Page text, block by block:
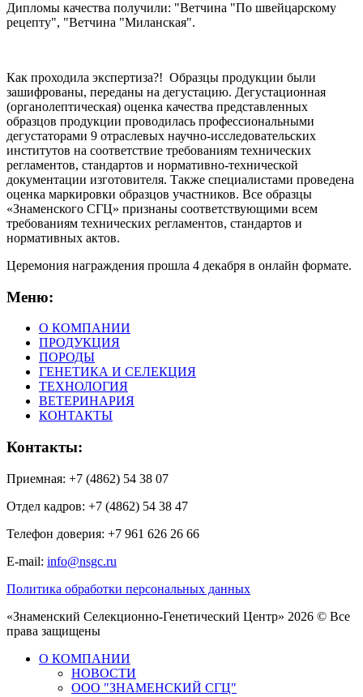
Дипломы качества получили: "Ветчина "По швейцарскому
рецепту", "Ветчина "Миланская".
Как проходила экспертиза?! Образцы продукции были
зашифрованы, переданы на дегустацию. Дегустационная
(органолептическая) оценка качества представленных
образцов продукции проводилась профессиональными
дегустаторами 9 отраслевых научно-исследовательских
институтов на соответствие требованиям технических
регламентов, стандартов и нормативно-технической
документации изготовителя. Также специалистами проведена
оценка маркировки образцов участников. Все образцы
«Знаменского СГЦ» признаны соответствующими всем
требованиям технических регламентов, стандартов и
нормативных актов.
Церемония награждения прошла 4 декабря в онлайн формате.
Меню:
О КОМПАНИИ
ПРОДУКЦИЯ
ПОРОДЫ
ГЕНЕТИКА И СЕЛЕКЦИЯ
ТЕХНОЛОГИЯ
ВЕТЕРИНАРИЯ
КОНТАКТЫ
Контакты:
Приемная: +7 (4862) 54 38 07
Отдел кадров: +7 (4862) 54 38 47
Телефон доверия: +7 961 626 26 66
E-mail: info@nsgc.ru
Политика обработки персональных данных
«Знаменский Селекционно-Генетический Центр» 2026 © Все
права защищены
О КОМПАНИИ
НОВОСТИ
ООО "ЗНАМЕНСКИЙ СГЦ"